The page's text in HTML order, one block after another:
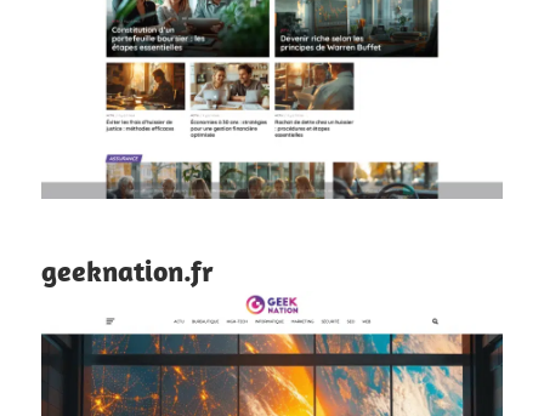
geeknation.fr